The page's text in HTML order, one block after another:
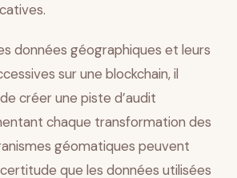
données géographiques et leurs
sur une blockchain, il
créer une piste d’audit
chaque transformation des
géomatiques peuvent
que les données utilisées